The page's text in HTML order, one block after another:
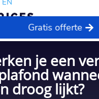
EN
Gratis offerte
je een
droog lijkt?